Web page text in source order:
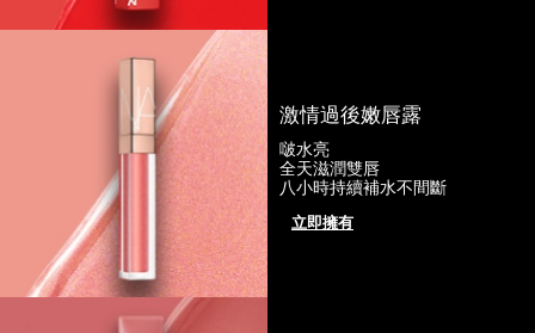
激情過後嫩唇露
啵水亮
全天滋潤雙唇
八小時持續補水不間斷
立即擁有